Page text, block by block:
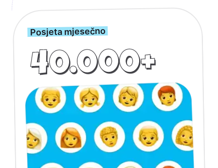
Ključne brojke o Kwizardu
Posjeta mjesečno
40.000+